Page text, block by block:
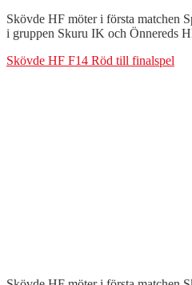
Skövde HF möter i första matchen
i gruppen Skuru IK och Önnereds
Skövde HF F14 Röd till finalspel